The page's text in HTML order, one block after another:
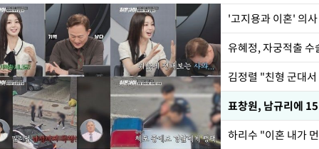
'고지용과 이혼' 의
유혜정, 자궁적출
김정렬 "친형 군대
하리수 "이혼 내가